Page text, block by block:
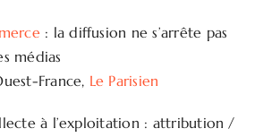
: la diffusion ne s’arrête pas
médias
France, Le Parisien
à l’exploitation : attribution /